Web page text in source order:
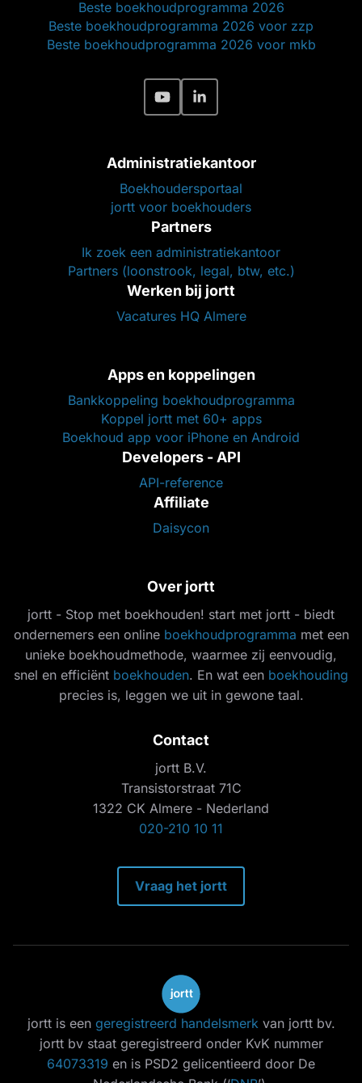
Beste boekhoudprogramma 2026
Beste boekhoudprogramma 2026 voor zzp
Beste boekhoudprogramma 2026 voor mkb
Administratiekantoor
Boekhoudersportaal
jortt voor boekhouders
Partners
Ik zoek een administratiekantoor
Partners (loonstrook, legal, btw, etc.)
Werken bij jortt
Vacatures HQ Almere
Apps en koppelingen
Bankkoppeling boekhoudprogramma
Koppel jortt met 60+ apps
Boekhoud app voor iPhone en Android
Developers - API
API-reference
Affiliate
Daisycon
Over jortt
jortt - Stop met boekhouden! start met jortt - biedt
ondernemers een online boekhoudprogramma met een
unieke boekhoudmethode, waarmee zij eenvoudig,
snel en efficiënt boekhouden. En wat een boekhouding
precies is, leggen we uit in gewone taal.
Contact
jortt B.V.
Transistorstraat 71C
1322 CK Almere - Nederland
020-210 10 11
Vraag het jortt
jortt is een geregistreerd handelsmerkvan jortt bv.
jortt bv staat geregistreerd onder KvK nummer
64073319 en is PSD2 gelicentieerd door De